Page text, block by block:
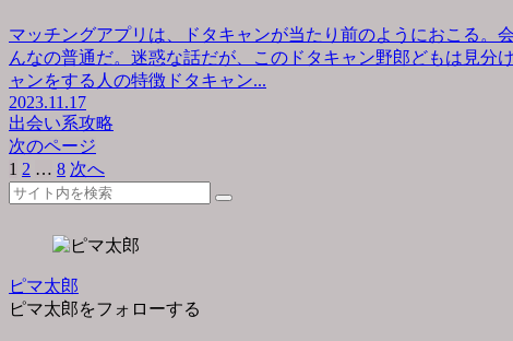
マッチングアプリは、ドタキャンが当たり前のようにおこる。
んなの普通だ。迷惑な話だが、このドタキャン野郎どもは見分
ャンをする人の特徴ドタキャン...
2023.11.17
出会い系攻略
次のページ
1 2 … 8 次へ
ピマ太郎
ピマ太郎をフォローする